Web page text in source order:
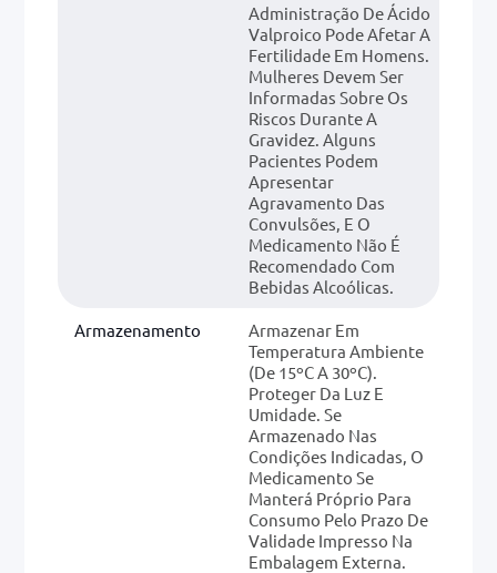
Administração De Ácido
Valproico Pode Afetar A
Fertilidade Em Homens.
Mulheres Devem Ser
Informadas Sobre Os
Riscos Durante A
Gravidez. Alguns
Pacientes Podem
Apresentar
Agravamento Das
Convulsões, E O
Medicamento Não É
Recomendado Com
Bebidas Alcoólicas.
Armazenamento
Armazenar Em
Temperatura Ambiente
(de 15ºC A 30ºC).
Proteger Da Luz E
Umidade. Se
Armazenado Nas
Condições Indicadas, O
Medicamento Se
Manterá Próprio Para
Consumo Pelo Prazo De
Validade Impresso Na
Embalagem Externa.